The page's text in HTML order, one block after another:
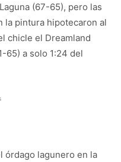
(67-65), pero las
la pintura hipotecaron al
chicle el Dreamland
65) a solo 1:24 del
órdago lagunero en la